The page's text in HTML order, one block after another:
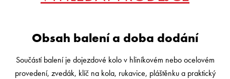
Obsah balení a doba dodání
Součástí balení je dojezdové kolo v hliníkovém nebo ocelovém
provedení, zvedák, klíč na kola, rukavice, pláštěnku a praktický